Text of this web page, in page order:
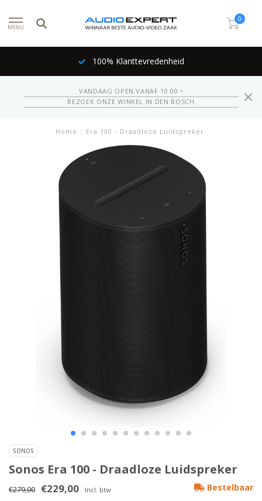
MENU
0
100% Klanttevredenheid
VANDAAG OPEN VANAF 10:00 •
BEZOEK ONZE WINKEL IN DEN BOSCH
Home / Era 100 - Draadloze Luidspreker
SONOS
Sonos Era 100 - Draadloze Luidspreker
€279,00 €229,00 Incl. btw Bestelbaar